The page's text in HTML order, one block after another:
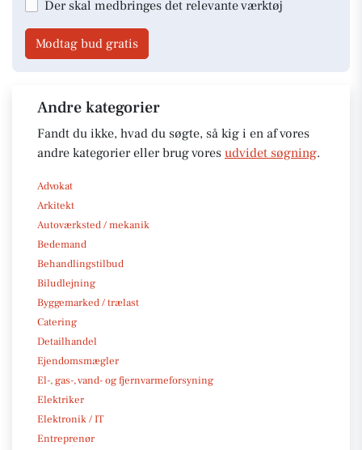
Der skal medbringes det relevante værktøj
Modtag bud gratis
Andre kategorier
Fandt du ikke, hvad du søgte, så kig i en af vores
andre kategorier eller brug vores udvidet søgning.
Advokat
Arkitekt
Autoværksted / mekanik
Bedemand
Behandlingstilbud
Biludlejning
Byggemarked / trælast
Catering
Detailhandel
Ejendomsmægler
El-, gas-, vand- og fjernvarmeforsyning
Elektriker
Elektronik / IT
Entreprenør